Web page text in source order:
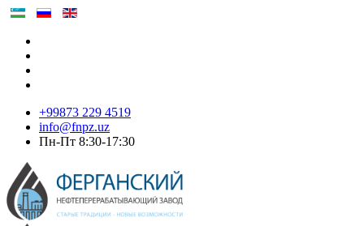
+99873 229 4519
info@fnpz.uz
Пн-Пт 8:30-17:30